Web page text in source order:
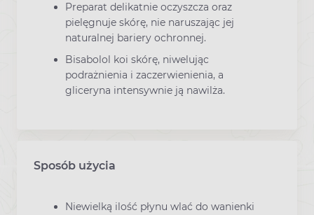
Preparat delikatnie oczyszcza oraz
pielęgnuje skórę, nie naruszając jej
naturalnej bariery ochronnej.
Bisabolol koi skórę, niwelując
podrażnienia i zaczerwienienia, a
gliceryna intensywnie ją nawilża.
Sposób użycia
Niewielką ilość płynu wlać do wanienki